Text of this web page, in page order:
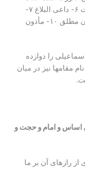
ناطق2- اساس ۳- امام ۴- باب ۵- حجت ۶- داعی البلاغ ۷-
داعی مطلق ۸- داعی المحدود ۹- مأذون مطلق ۱۰- مأذون
را دوازده
مقامها نیز در میان
و امام و حجت و
رازهای آن بر ما